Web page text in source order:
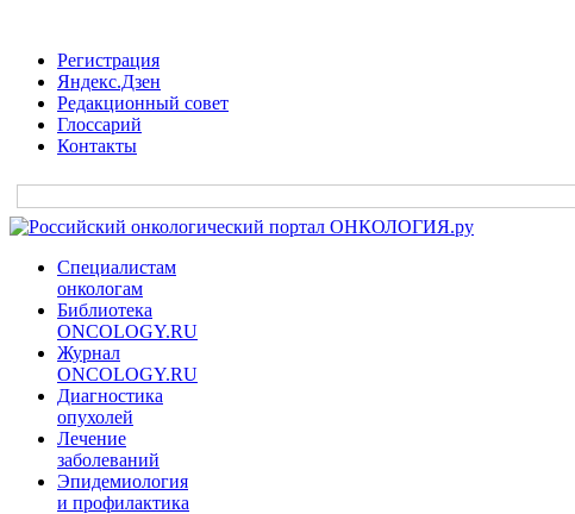
Регистрация
Яндекс.Дзен
Редакционный совет
Глоссарий
Контакты
Специалистам
онкологам
Библиотека
ONCOLOGY.RU
Журнал
ONCOLOGY.RU
Диагностика
опухолей
Лечение
заболеваний
Эпидемиология
и профилактика